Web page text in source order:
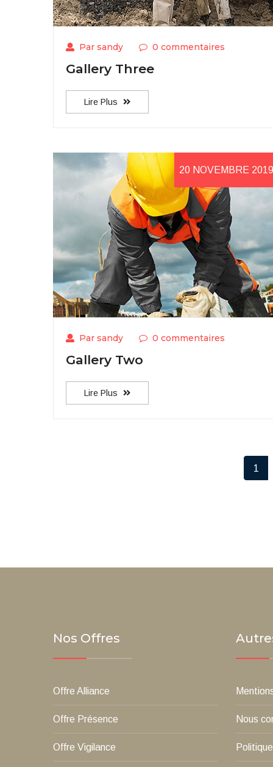
Par sandy 0 commentaires
Gallery Three
Lire Plus
20 NOVEMBRE 2019
Par sandy 0 commentaires
Gallery Two
Lire Plus
1
Nos Offres
Offre Alliance
Offre Présence
Offre Vigilance
Nous